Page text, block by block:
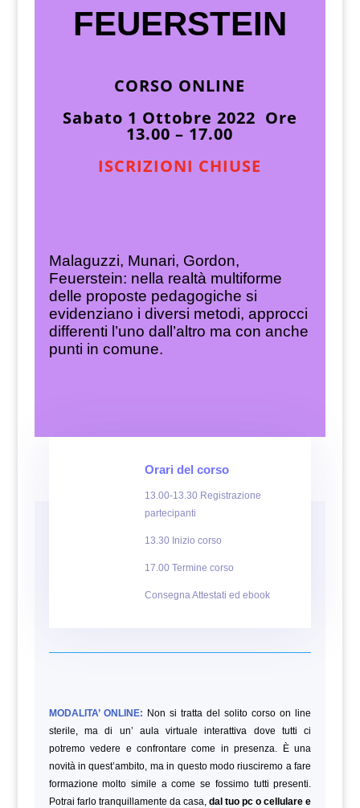
FEUERSTEIN
CORSO ONLINE
Sabato 1 Ottobre 2022 Ore
13.00 – 17.00
ISCRIZIONI CHIUSE
Malaguzzi, Munari, Gordon,
Feuerstein: nella realtà multiforme
delle proposte pedagogiche si
evidenziano i diversi metodi, approcci
differenti l’uno dall’altro ma con anche
punti in comune.
Orari del corso
13.00-13.30 Registrazione
partecipanti
13.30 Inizio corso
17.00 Termine corso
Consegna Attestati ed ebook
MODALITA’ ONLINE: Non si tratta del solito corso on line
sterile, ma di un’ aula virtuale interattiva dove tutti ci
potremo vedere e confrontare come in presenza. È una
novità in quest’ambito, ma in questo modo riusciremo a fare
formazione molto simile a come se fossimo tutti presenti.
Potrai farlo tranquillamente da casa, dal tuo pc o cellulare e